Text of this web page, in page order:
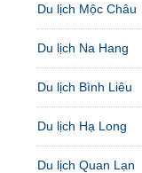
Du lịch Mộc Châu
Du lịch Na Hang
Du lịch Bình Liêu
Du lịch Hạ Long
Du lịch Quan Lạn